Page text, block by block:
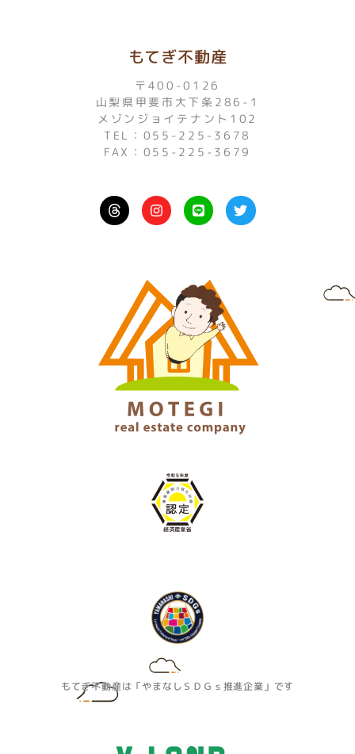
もてぎ不動産
〒400-0126
山梨県甲斐市大下条286-1
メゾンジョイテナント102
TEL：055-225-3678
FAX：055-225-3679
I
n
s
r
a
m
L
i
n
T
w
i
もてぎ不動産は「やまなしＳＤＧｓ推進企業」です